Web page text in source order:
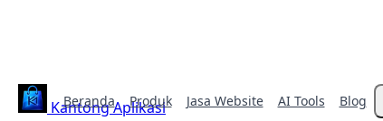
Kantong Aplikasi
Beranda Produk Jasa Website AI Tools Blog